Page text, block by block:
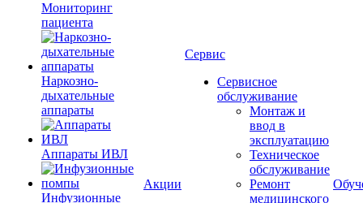
Мониторинг
пациента
Наркозно-
дыхательные
аппараты
Аппараты ИВЛ
Инфузионные
Акции
Сервис
Сервисное
обслуживание
Монтаж и
ввод в
эксплуатацию
Техническое
обслуживание
Ремонт
медицинского